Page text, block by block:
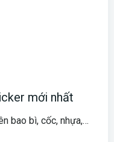
mới nhất
bao bì, cốc, nhựa,…